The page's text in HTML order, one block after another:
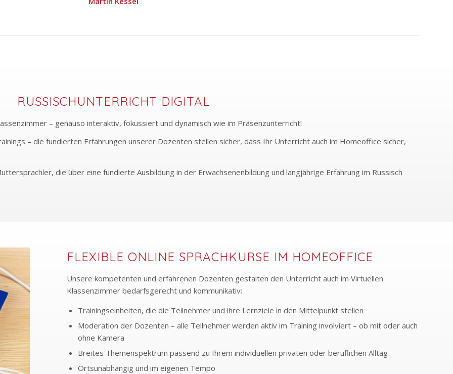
RUSSISCHUNTERRICHT DIGITAL
– genauso interaktiv, fokussiert und dynamisch wie im Präsenzunterricht!
– die fundierten Erfahrungen unserer Dozenten stellen sicher, dass Ihr Unterricht auch im Homeoffice sicher,
die über eine fundierte Ausbildung in der Erwachsenenbildung und langjährige Erfahrung im Russisch
FLEXIBLE ONLINE SPRACHKURSE IM HOMEOFFICE
Unsere kompetenten und erfahrenen Dozenten gestalten den Unterricht auch im Virtuellen
Klassenzimmer bedarfsgerecht und kommunikativ:
Trainingseinheiten, die die Teilnehmer und ihre Lernziele in den Mittelpunkt stellen
Moderation der Dozenten – alle Teilnehmer werden aktiv im Training involviert – ob mit oder auch
ohne Kamera
Breites Themenspektrum passend zu Ihrem individuellen privaten oder beruflichen Alltag
Ortsunabhängig und im eigenen Tempo